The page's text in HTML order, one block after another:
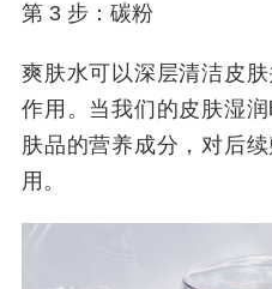
第 3 步：碳粉
爽肤水可以深层清洁皮
作用。当我们的皮肤湿
肤品的营养成分，对后续
用。